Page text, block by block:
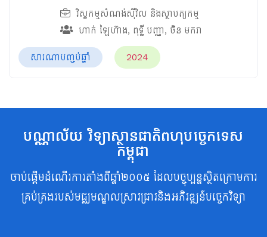
វិស្វកម្មសំណង់ស៊ីវិល និងស្ថាបត្យកម្ម
ហាក់ ឡៃហ៊ាង, ពុទ្ធី បញ្ញា, ចិន មករា
សារណាបញ្ចប់ឆ្នាំ 2024
បណ្ណាល័យ វិទ្យាស្ថានជាតិពហុបច្ចេកទេស
កម្ពុជា
ចាប់ផ្តើមដំណើរការតាំងពីឆ្នាំ២០០៥ ដែលបច្ចុប្បន្នស្ថិតក្រោមការ
គ្រប់គ្រងរបស់មជ្ឈមណ្ឌលស្រាវជ្រាវនិងអភិវឌ្ឍន៍បច្ចេកវិទ្យា